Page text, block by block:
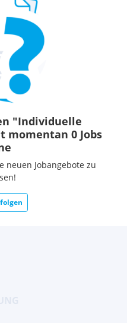
"Individuelle
momentan 0 Jobs
neuen Jobangebote zu